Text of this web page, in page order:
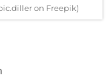
on Freepik)